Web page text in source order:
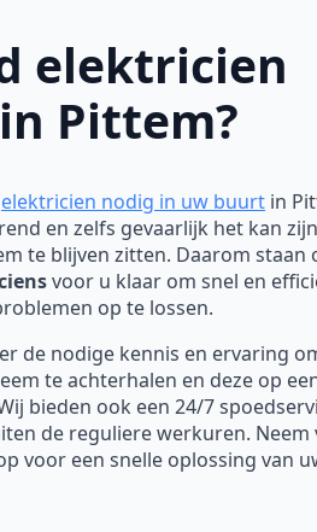
elektricien
Pittem?
elektricien nodig in uw buurt in
en zelfs gevaarlijk het kan
te blijven zitten. Daarom staan
voor u klaar om snel en
op te lossen.
de nodige kennis en ervaring
te achterhalen en deze op
bieden ook een 24/7
de reguliere werkuren. Neem
voor een snelle oplossing van